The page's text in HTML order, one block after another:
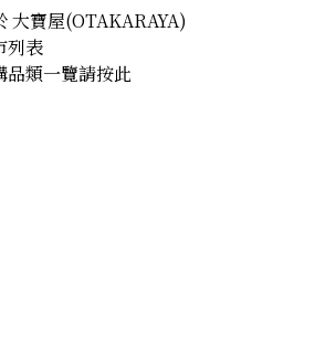
大寶屋(OTAKARAYA)
列表
品類一覽請按此